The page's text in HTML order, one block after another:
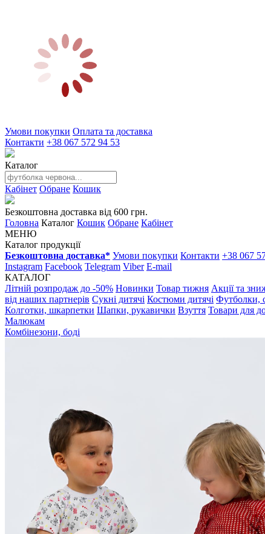
Умови покупки Оплата та доставка
Контакти +38 067 572 94 53
Каталог
Кабінет Обране Кошик
Безкоштовна доставка від 600 грн.
Головна Каталог Кошик Обране Кабінет
МЕНЮ
Каталог продукції
Безкоштовна доставка* Умови покупки Контакти +38 067
Instagram Facebook Telegram Viber E-mail
КАТАЛОГ
Літній розпродаж до -50% Новинки Товар тижня Акції та
від наших партнерів Сукні дитячі Костюми дитячі Футболки,
Колготки, шкарпетки Шапки, рукавички Взуття Товари для
Малюкам
Комбінезони, боді